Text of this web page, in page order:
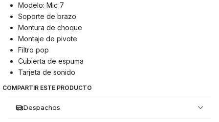
Modelo: Mic 7
Soporte de brazo
Montura de choque
Montaje de pivote
Filtro pop
Cubierta de espuma
Tarjeta de sonido
COMPARTIR ESTE PRODUCTO
Despachos